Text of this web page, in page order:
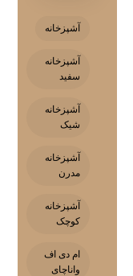
آشپزخانه
آشپزخانه
سفید
آشپزخانه
شیک
آشپزخانه
مدرن
آشپزخانه
کوچک
ام دی اف
واناچای